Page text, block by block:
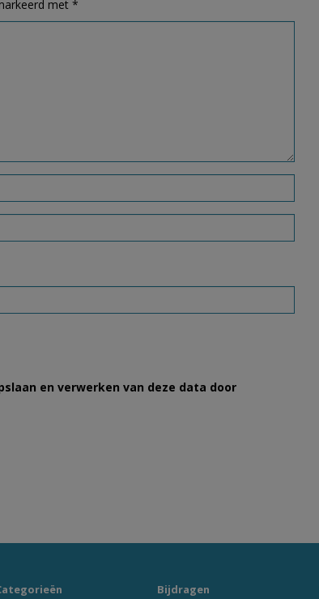
met *
en verwerken van deze data door
Bijdragen